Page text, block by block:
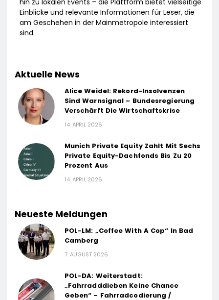
Einblicke und relevante Informationen für Leser, die
am Geschehen in der Mainmetropole interessiert
sind.
Aktuelle News
Alice Weidel: Rekord-Insolvenzen
Sind Warnsignal – Bundesregierung
Verschärft Die Wirtschaftskrise
14. APRIL 2026
Munich Private Equity Zahlt Mit Sechs
Private Equity-Dachfonds Bis Zu 20
Prozent Aus
14. APRIL 2026
Neueste Meldungen
POL-LM: „Coffee With A Cop“ In Bad
Camberg
7. AUGUST 2026
POL-DA: Weiterstadt:
„Fahrradddieben Keine Chance
Geben“ – Fahrradcodierung /